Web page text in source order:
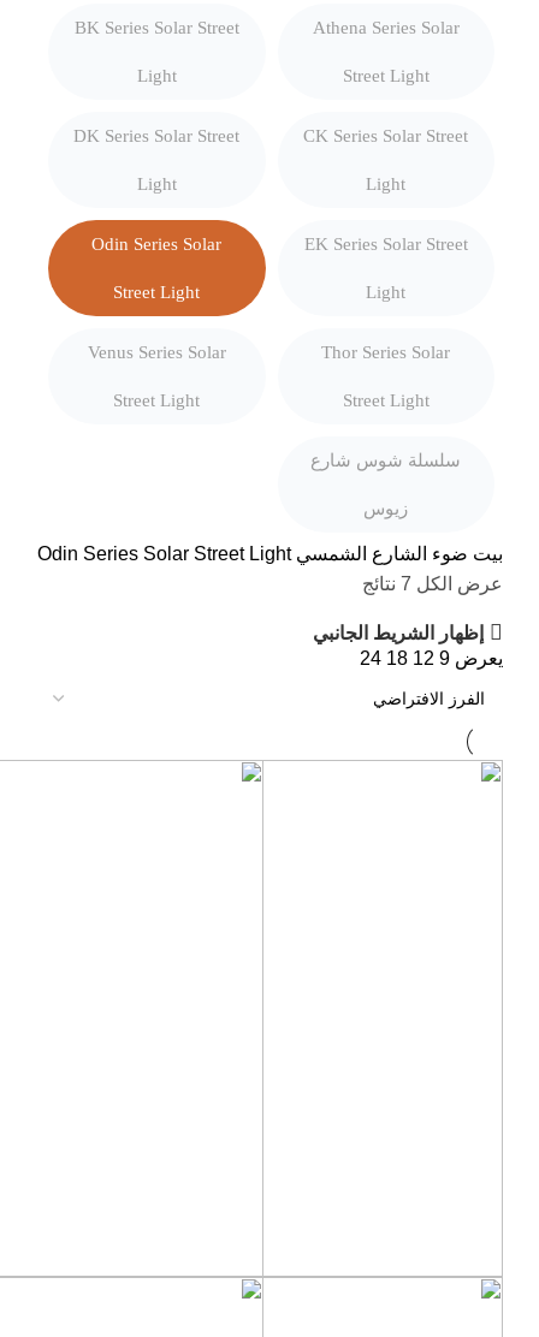
Athena Series Solar
Street Light
BK Series Solar Street
Light
CK Series Solar Street
Light
DK Series Solar Street
Light
EK Series Solar Street
Light
Odin Series Solar
Street Light
Thor Series Solar
Street Light
Venus Series Solar
Street Light
سلسلة شوس شارع
زيوس
بيت ضوء الشارع الشمسيOdin Series Solar Street Light
عرض الكل 7 نتائج
إظهار الشريط الجانبي
يعرض 9
12
18
24